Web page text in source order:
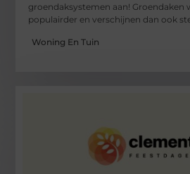
groendaksystemen aan! Groendaken
populairder en verschijnen dan ook
Woning En Tuin